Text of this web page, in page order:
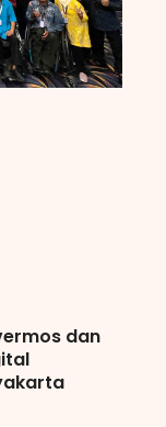
dan